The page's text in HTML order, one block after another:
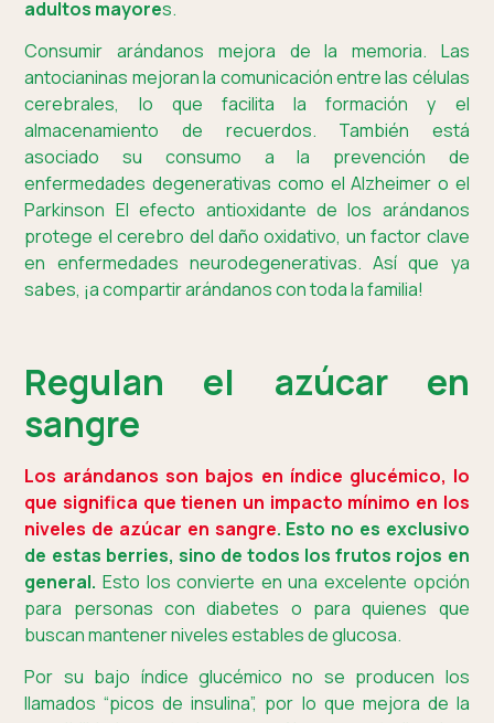
adultos mayores.
Consumir arándanos mejora de la memoria. Las
antocianinas mejoran la comunicación entre las células
cerebrales, lo que facilita la formación y el
almacenamiento de recuerdos. También está
asociado su consumo a la prevención de
enfermedades degenerativas como el Alzheimer o el
Parkinson El efecto antioxidante de los arándanos
protege el cerebro del daño oxidativo, un factor clave
en enfermedades neurodegenerativas. Así que ya
sabes, ¡a compartir arándanos con toda la familia!
Regulan el azúcar en
sangre
Los arándanos son bajos en índice glucémico, lo
que significa que tienen un impacto mínimo en los
niveles de azúcar en sangre. Esto no es exclusivo
de estas berries, sino de todos los frutos rojos en
general. Esto los convierte en una excelente opción
para personas con diabetes o para quienes que
buscan mantener niveles estables de glucosa.
Por su bajo índice glucémico no se producen los
llamados “picos de insulina”, por lo que mejora de la